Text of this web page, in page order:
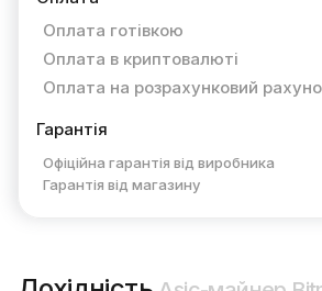
Оплата готівкою
Оплата в криптовалюті
Оплата на розрахунковий
Гарантія
Офіційна гарантія від виробника
Гарантія від магазину